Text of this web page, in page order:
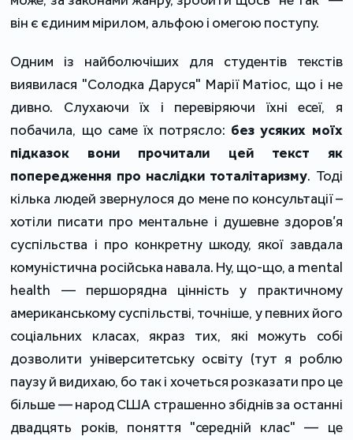
він є єдиним мірилом, альфою і омегою поступу.
Одним із найболючіших для студентів текстів
виявилася "Солодка Даруся" Марії Матіос, що і не
дивно. Слухаючи їх і перевіряючи їхні есеї, я
побачила, що саме їх потрясло: без усяких моїх
підказок вони прочитали цей текст як
попередження про наслідки тоталітаризму. Тоді
кілька людей звернулося до мене по консультації –
хотіли писати про ментальне і душевне здоров’я
суспільства і про конкретну шкоду, якої завдала
комуністична російська навала. Ну, що-що, а mental
health — першорядна цінність у практичному
американському суспільстві, точніше, у певних його
соціальних класах, якраз тих, які можуть собі
дозволити університетську освіту (тут я роблю
паузу й видихаю, бо так і хочеться розказати про це
більше — народ США страшенно збіднів за останні
двадцять років, поняття "середній клас" — це